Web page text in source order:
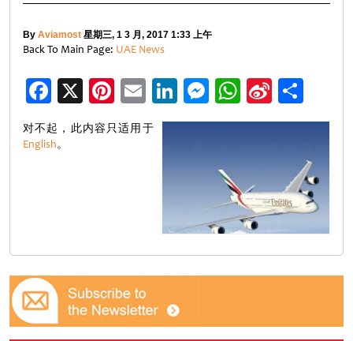
By Aviamost 星期三, 1 3 月, 2017 1:33 上午
Back To Main Page: UAE News
Facebook
X Pinterest
EmailLinkedIn
Messenger
WhatsApp
Sina
Weibo
享
对不起，此内容只适用于
English。